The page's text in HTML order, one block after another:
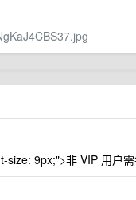
size: 9px;">非 VIP 用户